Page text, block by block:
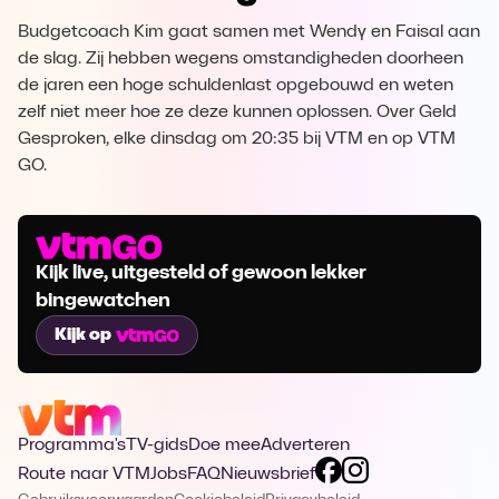
Budgetcoach Kim gaat samen met Wendy en Faisal aan
de slag. Zij hebben wegens omstandigheden doorheen
de jaren een hoge schuldenlast opgebouwd en weten
zelf niet meer hoe ze deze kunnen oplossen. Over Geld
Gesproken, elke dinsdag om 20:35 bij VTM en op VTM
GO.
Kijk live, uitgesteld of gewoon lekker
bingewatchen
Kijk op
Programma's TV-gidsDoe meeAdverteren
Route naar VTMJobsFAQNieuwsbrief